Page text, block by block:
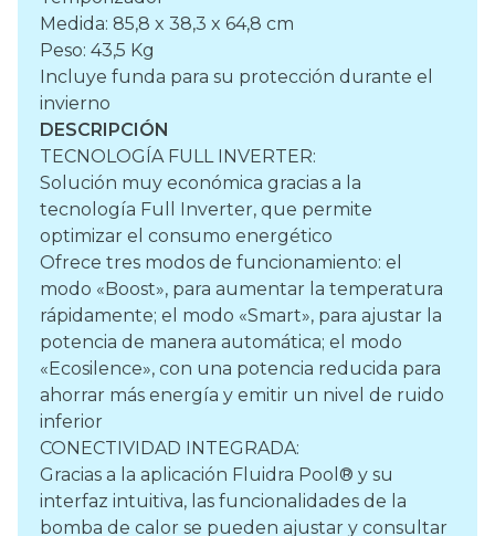
Medida: 85,8 x 38,3 x 64,8 cm
Peso: 43,5 Kg
Incluye funda para su protección durante el
invierno
DESCRIPCIÓN
TECNOLOGÍA FULL INVERTER:
Solución muy económica gracias a la
tecnología Full Inverter, que permite
optimizar el consumo energético
Ofrece tres modos de funcionamiento: el
modo «Boost», para aumentar la temperatura
rápidamente; el modo «Smart», para ajustar la
potencia de manera automática; el modo
«Ecosilence», con una potencia reducida para
ahorrar más energía y emitir un nivel de ruido
inferior
CONECTIVIDAD INTEGRADA:
Gracias a la aplicación Fluidra Pool® y su
interfaz intuitiva, las funcionalidades de la
bomba de calor se pueden ajustar y consultar